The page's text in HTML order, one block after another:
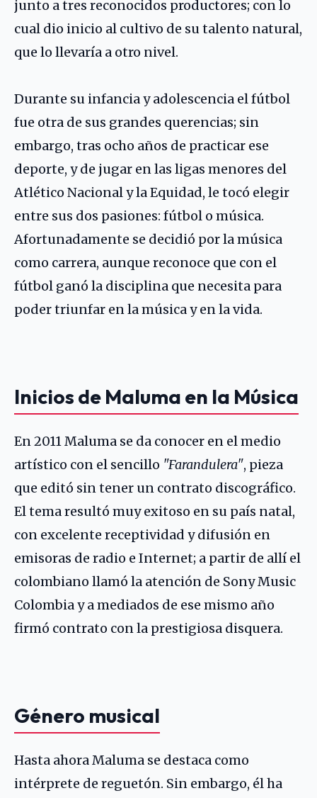
junto a tres reconocidos productores; con lo
cual dio inicio al cultivo de su talento natural,
que lo llevaría a otro nivel.
Durante su infancia y adolescencia el fútbol
fue otra de sus grandes querencias; sin
embargo, tras ocho años de practicar ese
deporte, y de jugar en las ligas menores del
Atlético Nacional y la Equidad, le tocó elegir
entre sus dos pasiones: fútbol o música.
Afortunadamente se decidió por la música
como carrera, aunque reconoce que con el
fútbol ganó la disciplina que necesita para
poder triunfar en la música y en la vida.
Inicios de Maluma en la Música
En 2011 Maluma se da conocer en el medio
artístico con el sencillo "Farandulera", pieza
que editó sin tener un contrato discográfico.
El tema resultó muy exitoso en su país natal,
con excelente receptividad y difusión en
emisoras de radio e Internet; a partir de allí el
colombiano llamó la atención de Sony Music
Colombia y a mediados de ese mismo año
firmó contrato con la prestigiosa disquera.
Género musical
Hasta ahora Maluma se destaca como
intérprete de reguetón. Sin embargo, él ha